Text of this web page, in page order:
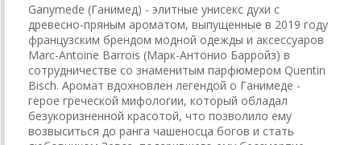
Ganymede (Ганимед) - элитные унисекс духи с
древесно-пряным ароматом, выпущенные в 2019 году
французским брендом модной одежды и аксессуаров
Marc-Antoine Barrois (Марк-Антонио Барройз) в
сотрудничестве со знаменитым парфюмером Quentin
Bisch. Аромат вдохновлен легендой о Ганимеде -
герое греческой мифологии, который обладал
безукоризненной красотой, что позволило ему
возвыситься до ранга чашеносца богов и стать